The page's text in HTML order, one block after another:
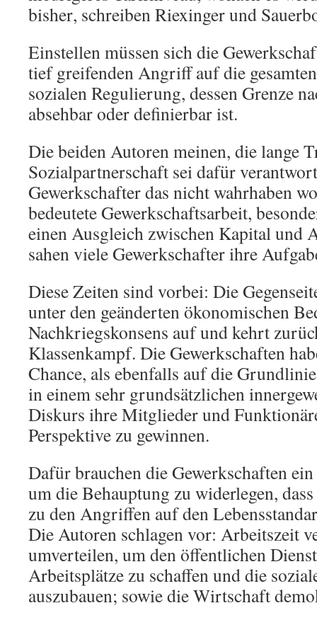
bisher, schreiben Riexinger und
Einstellen müssen sich die
tief greifenden Angriff auf die
sozialen Regulierung, dessen Grenze
absehbar oder definierbar ist.
Die beiden Autoren meinen, die lange
Sozialpartnerschaft sei dafür
Gewerkschafter das nicht wahrhaben
bedeutete Gewerkschaftsarbeit,
einen Ausgleich zwischen Kapital und
sahen viele Gewerkschafter ihre
Diese Zeiten sind vorbei: Die
unter den geänderten ökonomischen
Nachkriegskonsens auf und kehrt
Klassenkampf. Die Gewerkschaften
Chance, als ebenfalls auf die
in einem sehr grundsätzlichen
Diskurs ihre Mitglieder und
Perspektive zu gewinnen.
Dafür brauchen die Gewerkschaften
um die Behauptung zu widerlegen,
zu den Angriffen auf den
Die Autoren schlagen vor: Arbeitszeit
umverteilen, um den öffentlichen
Arbeitsplätze zu schaffen und die
auszubauen; sowie die Wirtschaft